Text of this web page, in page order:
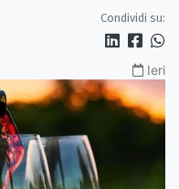
Condividi su:
Ieri